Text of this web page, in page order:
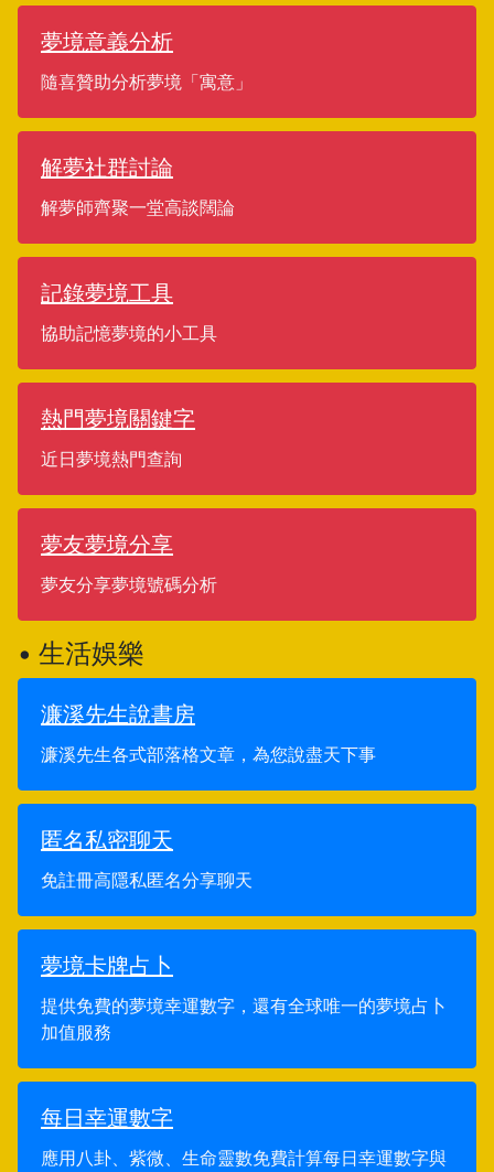
夢境意義分析
隨喜贊助分析夢境「寓意」
解夢社群討論
解夢師齊聚一堂高談闊論
記錄夢境工具
協助記憶夢境的小工具
熱門夢境關鍵字
近日夢境熱門查詢
夢友夢境分享
夢友分享夢境號碼分析
• 生活娛樂
濂溪先生說書房
濂溪先生各式部落格文章，為您說盡天下事
匿名私密聊天
免註冊高隱私匿名分享聊天
夢境卡牌占卜
提供免費的夢境幸運數字，還有全球唯一的夢境占卜
加值服務
每日幸運數字
應用八卦、紫微、生命靈數免費計算每日幸運數字與